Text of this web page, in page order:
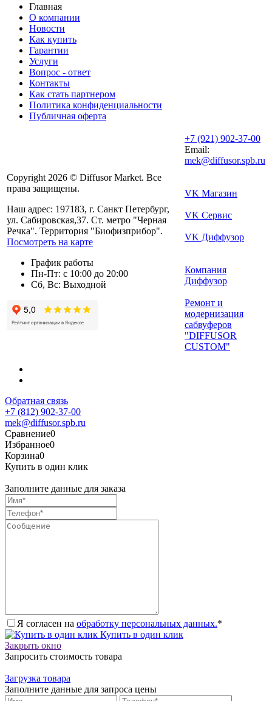
Главная
О компании
Новости
Как купить
Гарантии
Услуги
Вопрос - ответ
Контакты
Как стать партнером
Политика конфиденциальности
Публичная оферта
Copyright 2026 © Diffusor Market. Все
права защищены.
Наш адрес: 197183, г. Санкт Петербург,
ул. Сабировская,37. Ст. метро "Черная
Речка". Территория "Биофизприбор".
Посмотреть на карте
График работы
Пн-Пт: с 10:00 до 20:00
Сб, Вс: Выходной
+7 (921) 902-37-00
Email:
mek@diffusor.spb.ru
VK Магазин
VK Сервис
VK Диффузор
Компания
Диффузор
Ремонт и
модернизация
сабвуферов
"DIFFUSOR
CUSTOM"
Обратная связь
+7 (812) 902-37-00
mek@diffusor.spb.ru
Сравнение0
Избранное0
Корзина0
Купить в один клик
Заполните данные для заказа
Я согласен на обработку персональных данных.*
Купить в один клик
Закрыть окно
Запросить стоимость товара
Загрузка товара
Заполните данные для запроса цены